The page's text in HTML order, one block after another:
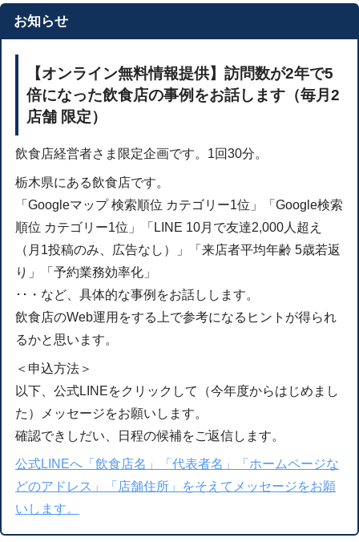
お知らせ
【オンライン無料情報提供】訪問数が2年で5
倍になった飲食店の事例をお話します（毎月2
店舗 限定）
飲食店経営者さま限定企画です。1回30分。
栃木県にある飲食店です。
「Googleマップ 検索順位 カテゴリー1位」「Google検索
順位 カテゴリー1位」「LINE 10月で友達2,000人超え
（月1投稿のみ、広告なし）」「来店者平均年齢 5歳若返
り」「予約業務効率化」
･･・など、具体的な事例をお話しします。
飲食店のWeb運用をする上で参考になるヒントが得られ
るかと思います。
＜申込方法＞
以下、公式LINEをクリックして（今年度からはじめまし
た）メッセージをお願いします。
確認できしだい、日程の候補をご返信します。
公式LINEへ「飲食店名」「代表者名」「ホームページな
どのアドレス」「店舗住所」をそえてメッセージをお願
いします。